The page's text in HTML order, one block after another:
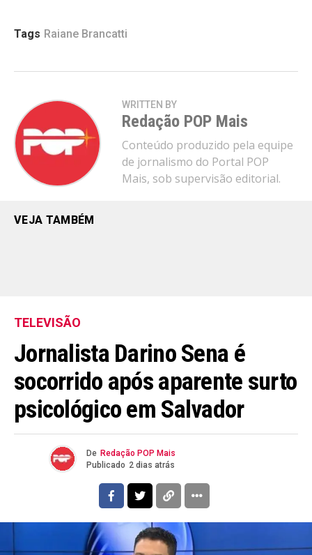
Tags Raiane Brancatti
WRITTEN BY
Redação POP Mais
Conteúdo produzido pela equipe
de jornalismo do Portal POP
Mais, sob supervisão editorial.
VEJA TAMBÉM
TELEVISÃO
Jornalista Darino Sena é
socorrido após aparente surto
psicológico em Salvador
De Redação POP Mais
Publicado 2 dias atrás